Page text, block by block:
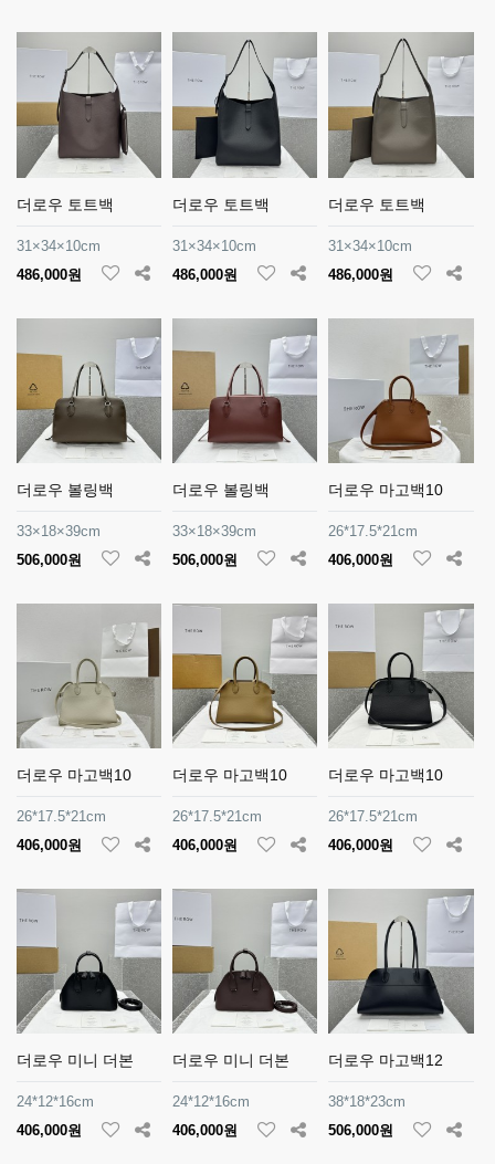
더로우 토트백
31×34×10cm
486,000원
더로우 토트백
31×34×10cm
486,000원
더로우 토트백
31×34×10cm
486,000원
더로우 볼링백
33×18×39cm
506,000원
더로우 볼링백
33×18×39cm
506,000원
더로우 마고백10
26*17.5*21cm
406,000원
더로우 마고백10
26*17.5*21cm
406,000원
더로우 마고백10
26*17.5*21cm
406,000원
더로우 마고백10
26*17.5*21cm
406,000원
더로우 미니 더본
24*12*16cm
406,000원
더로우 미니 더본
24*12*16cm
406,000원
더로우 마고백12
38*18*23cm
506,000원